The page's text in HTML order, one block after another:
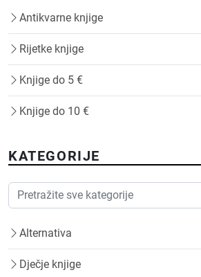
Antikvarne knjige
Rijetke knjige
Knjige do 5 €
Knjige do 10 €
KATEGORIJE
Alternativa
Dječje knjige